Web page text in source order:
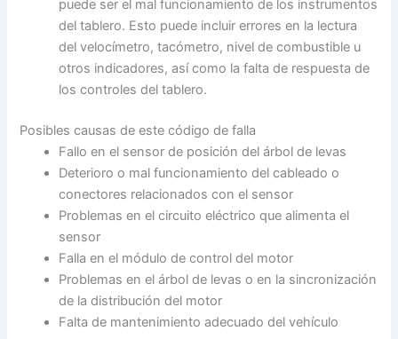
puede ser el mal funcionamiento de los instrumentos
del tablero. Esto puede incluir errores en la lectura
del velocímetro, tacómetro, nivel de combustible u
otros indicadores, así como la falta de respuesta de
los controles del tablero.
Posibles causas de este código de falla
Fallo en el sensor de posición del árbol de levas
Deterioro o mal funcionamiento del cableado o
conectores relacionados con el sensor
Problemas en el circuito eléctrico que alimenta el
sensor
Falla en el módulo de control del motor
Problemas en el árbol de levas o en la sincronización
de la distribución del motor
Falta de mantenimiento adecuado del vehículo